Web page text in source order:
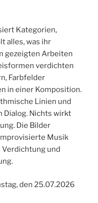
Kategorien,
alles, was ihr
gezeigten Arbeiten
verdichten
Farbfelder
in einer Komposition.
Linien und
Dialog. Nichts wirkt
Die Bilder
Musik
und
den 25.07.2026